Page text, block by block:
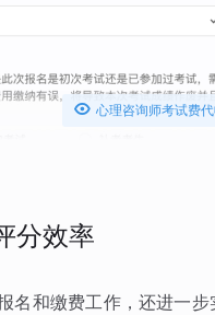
 心理咨询师考试费
分效率
名和缴费工作，还进一